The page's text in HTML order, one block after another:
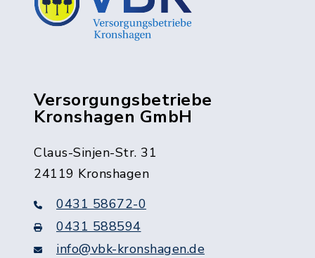
Versorgungsbetriebe
Kronshagen GmbH
Claus-Sinjen-Str. 31
24119 Kronshagen
0431 58672-0
0431 588594
info@vbk-kronshagen.de